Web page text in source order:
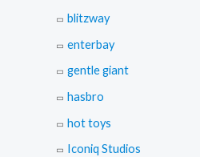
blitzway
enterbay
gentle giant
hasbro
hot toys
Iconiq Studios